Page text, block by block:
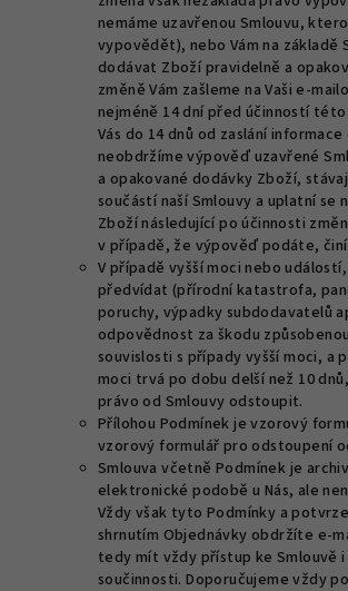
nemáme uzavřenou Smlouvu,
vypovědět), nebo Vám na základě
dodávat Zboží pravidelně a
změně Vám zašleme na Vaši e-
nejméně 14 dní před účinností
Vás do 14 dnů od zaslání informace
neobdržíme výpověď uzavřené
a opakované dodávky Zboží,
součástí naší Smlouvy a uplatní se
Zboží následující po účinnosti
v případě, že výpověď podáte, činí
V případě vyšší moci nebo
předvídat (přírodní katastrofa,
poruchy, výpadky subdodavatelů
odpovědnost za škodu
souvislosti s případy vyšší moci, a
moci trvá po dobu delší než 10
právo od Smlouvy odstoupit.
Přílohou Podmínek je vzorový
vzorový formulář pro odstoupení
Smlouva včetně Podmínek je
elektronické podobě u Nás, ale
Vždy však tyto Podmínky a
shrnutím Objednávky obdržíte e-
tedy mít vždy přístup ke Smlouvě i
součinnosti. Doporučujeme vždy